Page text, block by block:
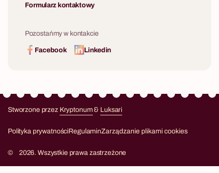
Formularz kontaktowy
Pozostańmy w kontakcie
Facebook Linkedin
Stworzone przez Kryptonum& Luksari
Polityka prywatnościRegulaminZarządzanie plikami cookies
© 2026. Wszystkie prawa zastrzeżone